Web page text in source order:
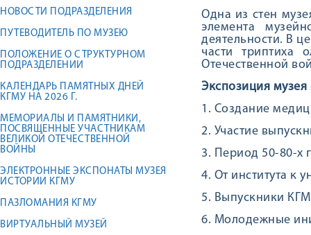
НОВОСТИ ПОДРАЗДЕЛЕНИЯ
ПУТЕВОДИТЕЛЬ ПО МУЗЕЮ
ПОЛОЖЕНИЕ О СТРУКТУРНОМ
ПОДРАЗДЕЛЕНИИ
КАЛЕНДАРЬ ПАМЯТНЫХ ДНЕЙ
КГМУ НА 2026 Г.
МЕМОРИАЛЫ И ПАМЯТНИКИ,
ПОСВЯЩЕННЫЕ УЧАСТНИКАМ
ВЕЛИКОЙ ОТЕЧЕСТВЕННОЙ
ВОЙНЫ
ЭЛЕКТРОННЫЕ ЭКСПОНАТЫ МУЗЕЯ
ИСТОРИИ КГМУ
ПАЗЛОМАНИЯ КГМУ
ВИРТУАЛЬНЫЙ МУЗЕЙ
Одна из стен
элемента
деятельности. В
части триптиха
Отечественной
Экспозиция музея
1. Создание
2. Участие
3. Период 50-80-х
4. От института к
5. Выпускники
6. Молодежные